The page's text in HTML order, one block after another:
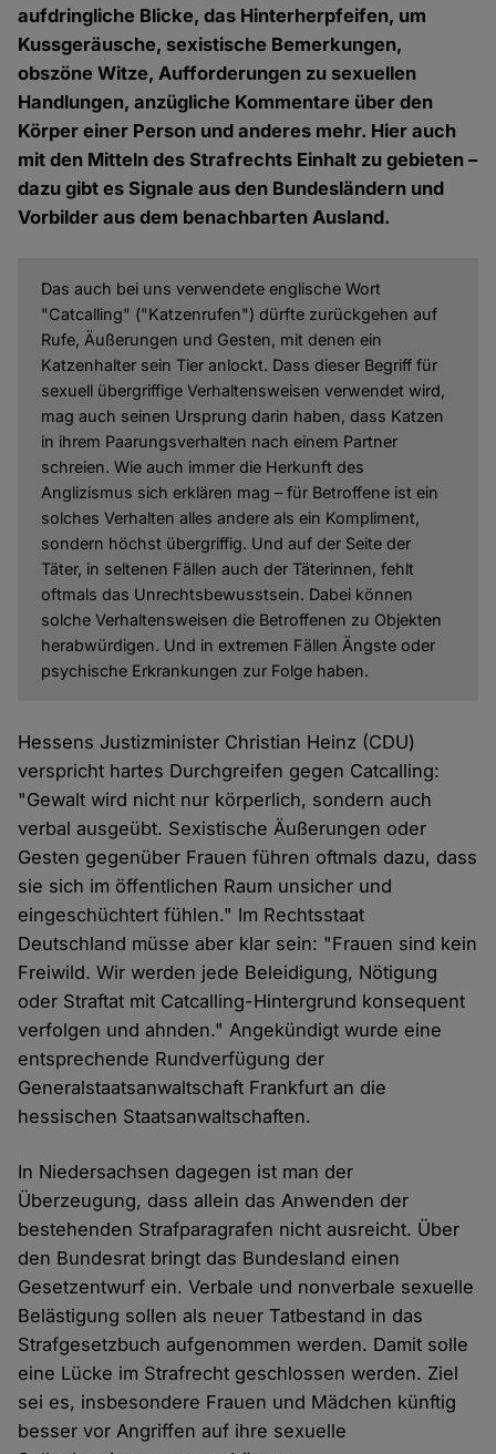
aufdringliche Blicke, das Hinterherpfeifen, um
Kussgeräusche, sexistische Bemerkungen,
obszöne Witze, Aufforderungen zu sexuellen
Handlungen, anzügliche Kommentare über den
Körper einer Person und anderes mehr. Hier auch
mit den Mitteln des Strafrechts Einhalt zu gebieten –
dazu gibt es Signale aus den Bundesländern und
Vorbilder aus dem benachbarten Ausland.
Das auch bei uns verwendete englische Wort
"Catcalling" ("Katzenrufen") dürfte zurückgehen auf
Rufe, Äußerungen und Gesten, mit denen ein
Katzenhalter sein Tier anlockt. Dass dieser Begriff für
sexuell übergriffige Verhaltensweisen verwendet wird,
mag auch seinen Ursprung darin haben, dass Katzen
in ihrem Paarungsverhalten nach einem Partner
schreien. Wie auch immer die Herkunft des
Anglizismus sich erklären mag – für Betroffene ist ein
solches Verhalten alles andere als ein Kompliment,
sondern höchst übergriffig. Und auf der Seite der
Täter, in seltenen Fällen auch der Täterinnen, fehlt
oftmals das Unrechtsbewusstsein. Dabei können
solche Verhaltensweisen die Betroffenen zu Objekten
herabwürdigen. Und in extremen Fällen Ängste oder
psychische Erkrankungen zur Folge haben.
Hessens Justizminister Christian Heinz (CDU)
verspricht hartes Durchgreifen gegen Catcalling:
"Gewalt wird nicht nur körperlich, sondern auch
verbal ausgeübt. Sexistische Äußerungen oder
Gesten gegenüber Frauen führen oftmals dazu, dass
sie sich im öffentlichen Raum unsicher und
eingeschüchtert fühlen." Im Rechtsstaat
Deutschland müsse aber klar sein: "Frauen sind kein
Freiwild. Wir werden jede Beleidigung, Nötigung
oder Straftat mit Catcalling-Hintergrund konsequent
verfolgen und ahnden." Angekündigt wurde eine
entsprechende Rundverfügung der
Generalstaatsanwaltschaft Frankfurt an die
hessischen Staatsanwaltschaften.
In Niedersachsen dagegen ist man der
Überzeugung, dass allein das Anwenden der
bestehenden Strafparagrafen nicht ausreicht. Über
den Bundesrat bringt das Bundesland einen
Gesetzentwurf ein. Verbale und nonverbale sexuelle
Belästigung sollen als neuer Tatbestand in das
Strafgesetzbuch aufgenommen werden. Damit solle
eine Lücke im Strafrecht geschlossen werden. Ziel
sei es, insbesondere Frauen und Mädchen künftig
besser vor Angriffen auf ihre sexuelle